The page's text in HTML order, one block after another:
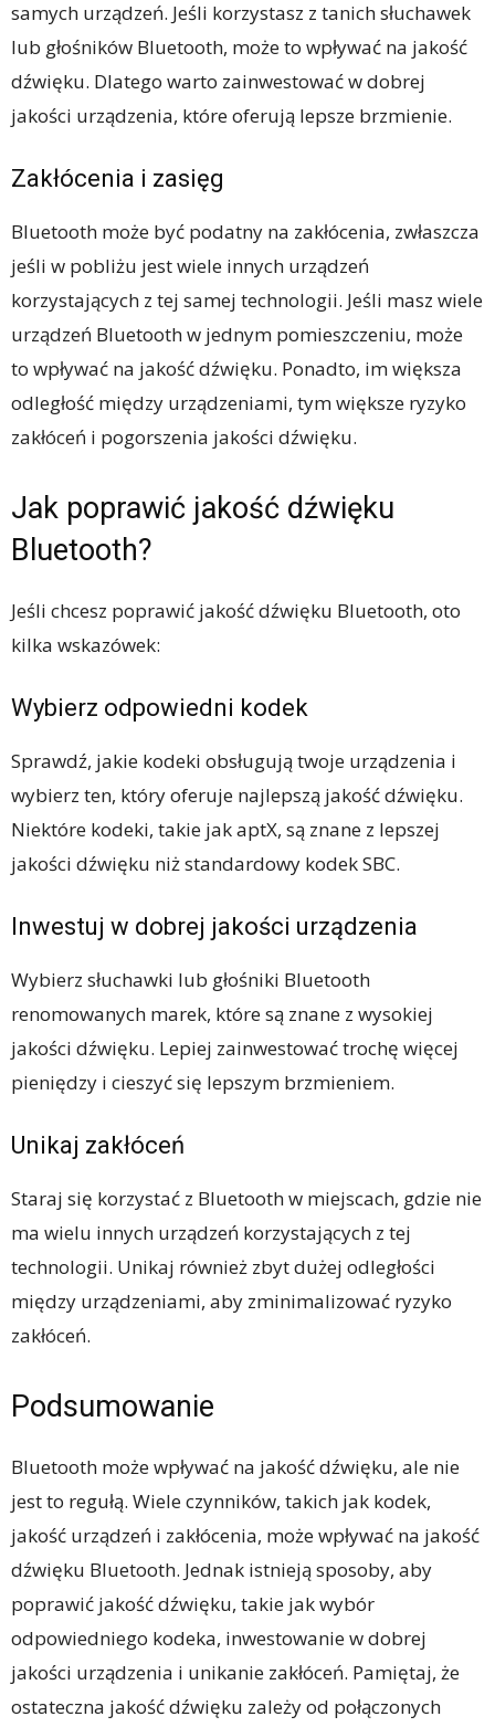
samych urządzeń. Jeśli korzystasz z tanich słuchawek
lub głośników Bluetooth, może to wpływać na jakość
dźwięku. Dlatego warto zainwestować w dobrej
jakości urządzenia, które oferują lepsze brzmienie.
Zakłócenia i zasięg
Bluetooth może być podatny na zakłócenia, zwłaszcza
jeśli w pobliżu jest wiele innych urządzeń
korzystających z tej samej technologii. Jeśli masz wiele
urządzeń Bluetooth w jednym pomieszczeniu, może
to wpływać na jakość dźwięku. Ponadto, im większa
odległość między urządzeniami, tym większe ryzyko
zakłóceń i pogorszenia jakości dźwięku.
Jak poprawić jakość dźwięku
Bluetooth?
Jeśli chcesz poprawić jakość dźwięku Bluetooth, oto
kilka wskazówek:
Wybierz odpowiedni kodek
Sprawdź, jakie kodeki obsługują twoje urządzenia i
wybierz ten, który oferuje najlepszą jakość dźwięku.
Niektóre kodeki, takie jak aptX, są znane z lepszej
jakości dźwięku niż standardowy kodek SBC.
Inwestuj w dobrej jakości urządzenia
Wybierz słuchawki lub głośniki Bluetooth
renomowanych marek, które są znane z wysokiej
jakości dźwięku. Lepiej zainwestować trochę więcej
pieniędzy i cieszyć się lepszym brzmieniem.
Unikaj zakłóceń
Staraj się korzystać z Bluetooth w miejscach, gdzie nie
ma wielu innych urządzeń korzystających z tej
technologii. Unikaj również zbyt dużej odległości
między urządzeniami, aby zminimalizować ryzyko
zakłóceń.
Podsumowanie
Bluetooth może wpływać na jakość dźwięku, ale nie
jest to regułą. Wiele czynników, takich jak kodek,
jakość urządzeń i zakłócenia, może wpływać na jakość
dźwięku Bluetooth. Jednak istnieją sposoby, aby
poprawić jakość dźwięku, takie jak wybór
odpowiedniego kodeka, inwestowanie w dobrej
jakości urządzenia i unikanie zakłóceń. Pamiętaj, że
ostateczna jakość dźwięku zależy od połączonych